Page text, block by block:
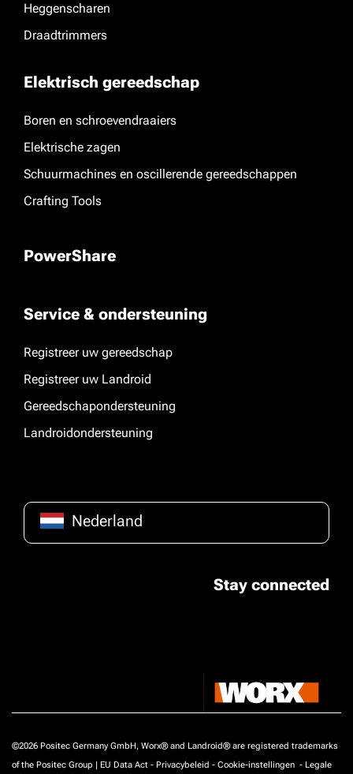
Heggenscharen
Draadtrimmers
Elektrisch gereedschap
Boren en schroevendraaiers
Elektrische zagen
Schuurmachines en oscillerende gereedschappen
Crafting Tools
PowerShare
Service & ondersteuning
Registreer uw gereedschap
Registreer uw Landroid
Gereedschapondersteuning
Landroidondersteuning
Nederland
Stay connected
©2026 Positec Germany GmbH, Worx® and Landroid® are registered trademarks
of the Positec Group | EU Data Act - Privacybeleid - Cookie-instellingen - Legale